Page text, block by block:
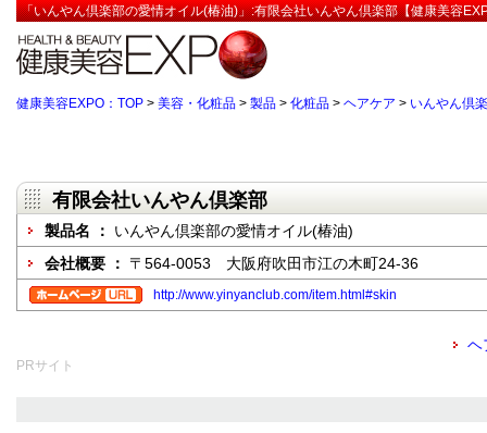
「いんやん倶楽部の愛情オイル(椿油)」:有限会社いんやん倶楽部【健康美容
健康美容EXPO：TOP > 美容・化粧品 > 製品 > 化粧品 > ヘアケア > いんやん倶
有限会社いんやん倶楽部
製品名 ： いんやん倶楽部の愛情オイル(椿油)
会社概要 ： 〒564-0053 大阪府吹田市江の木町24-36
http://www.yinyanclub.com/item.html#skin
ヘ
PRサイト